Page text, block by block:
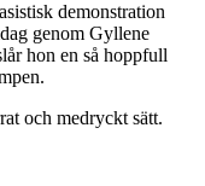
demonstration
genom Gyllene
hon en så hoppfull
och medryckt sätt.